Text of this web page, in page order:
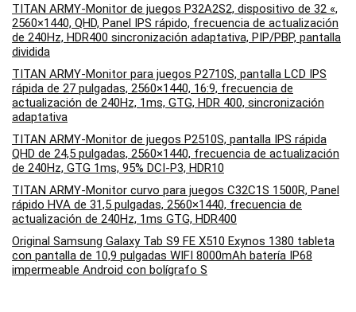
TITAN ARMY-Monitor de juegos P32A2S2, dispositivo de 32 «,
2560×1440, QHD, Panel IPS rápido, frecuencia de actualización
de 240Hz, HDR400 sincronización adaptativa, PIP/PBP, pantalla
dividida
TITAN ARMY-Monitor para juegos P2710S, pantalla LCD IPS
rápida de 27 pulgadas, 2560×1440, 16:9, frecuencia de
actualización de 240Hz, 1ms, GTG, HDR 400, sincronización
adaptativa
TITAN ARMY-Monitor de juegos P2510S, pantalla IPS rápida
QHD de 24,5 pulgadas, 2560×1440, frecuencia de actualización
de 240Hz, GTG 1ms, 95% DCI-P3, HDR10
TITAN ARMY-Monitor curvo para juegos C32C1S 1500R, Panel
rápido HVA de 31,5 pulgadas, 2560×1440, frecuencia de
actualización de 240Hz, 1ms GTG, HDR400
Original Samsung Galaxy Tab S9 FE X510 Exynos 1380 tableta
con pantalla de 10,9 pulgadas WIFI 8000mAh batería IP68
impermeable Android con bolígrafo S